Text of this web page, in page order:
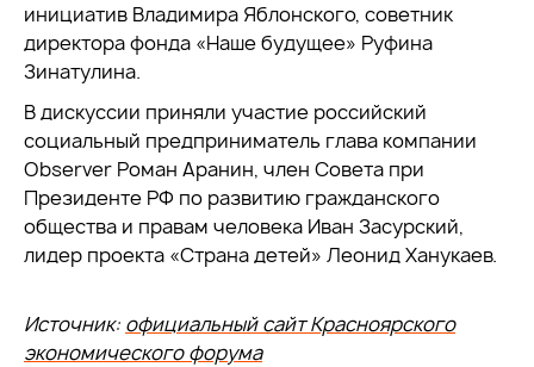
инициатив Владимира Яблонского, советник
директора фонда «Наше будущее» Руфина
Зинатулина.
В дискуссии приняли участие российский
социальный предприниматель глава компании
Observer Роман Аранин, член Совета при
Президенте РФ по развитию гражданского
общества и правам человека Иван Засурский,
лидер проекта «Страна детей» Леонид Ханукаев.
Источник: официальный сайт Красноярского
экономического форума